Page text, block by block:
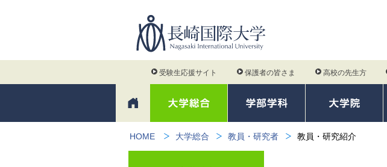
受験生応援サイト 保護者の皆さま 高校の先生方
HOME 大学総合 教員・研究者 教員・研究紹介